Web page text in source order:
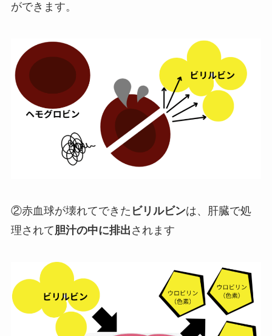
ができます。
②赤血球が壊れてできた ビリルビンは、肝臓で処
理されて胆汁の中に排出 されます